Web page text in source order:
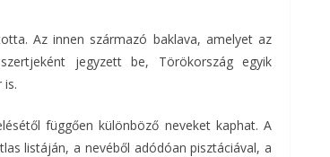
Az innen származó baklava, amelyet az
jegyzett be, Törökország egyik
is.
függően különböző neveket kaphat. A
listáján, a nevéből adódóan pisztáciával, a